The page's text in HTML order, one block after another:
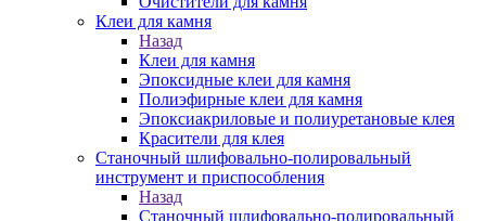
Клеи для камня
Назад
Клеи для камня
Эпоксидные клеи для камня
Полиэфирные клеи для камня
Эпоксиакриловые и полиуретановые клея
Красители для клея
Станочный шлифовально-полировальный
инструмент и приспособления
Назад
Станочный шлифовально-полировальный